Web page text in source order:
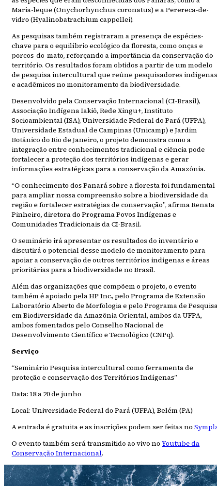
Maria-leque (Onychorhynchus coronatus) e a Perereca-de-
vidro (Hyalinobatrachium cappellei).
As pesquisas também registraram a presença de espécies-
chave para o equilíbrio ecológico da floresta, como onças e
porcos-do-mato, reforçando a importância da conservação do
território. Os resultados foram obtidos a partir de um modelo
de pesquisa intercultural que reúne pesquisadores indígenas
e acadêmicos no monitoramento da biodiversidade.
Desenvolvido pela Conservação Internacional (CI-Brasil),
Associação Indígena Iakiô, Rede Xingu+, Instituto
Socioambiental (ISA), Universidade Federal do Pará (UFPA),
Universidade Estadual de Campinas (Unicamp) e Jardim
Botânico do Rio de Janeiro, o projeto demonstra como a
integração entre conhecimentos tradicional e ciência pode
fortalecer a proteção dos territórios indígenas e gerar
informações estratégicas para a conservação da Amazônia.
“O conhecimento dos Panará sobre a floresta foi fundamental
para ampliar nossa compreensão sobre a biodiversidade da
região e fortalecer estratégias de conservação”, afirma Renata
Pinheiro, diretora do Programa Povos Indígenas e
Comunidades Tradicionais da CI-Brasil.
O seminário irá apresentar os resultados do inventário e
discutirá o potencial desse modelo de monitoramento para
apoiar a conservação de outros territórios indígenas e áreas
prioritárias para a biodiversidade no Brasil.
Além das organizações que compõem o projeto, o evento
também é apoiado pela HP Inc., pelo Programa de Extensão
Laboratório Aberto de Morfologia e pelo Programa de
em Biodiversidade da Amazônia Oriental, ambos da UFPA,
ambos fomentados pelo Conselho Nacional de
Desenvolvimento Científico e Tecnológico (CNPq).
Serviço
“Seminário Pesquisa intercultural como ferramenta de
proteção e conservação dos Territórios Indígenas”
Data: 18 a 20 de junho
Local: Universidade Federal do Pará (UFPA), Belém (PA)
A entrada é gratuita e as inscrições podem ser feitas no
O evento também será transmitido ao vivo no Youtube da
Conservação Internacional.